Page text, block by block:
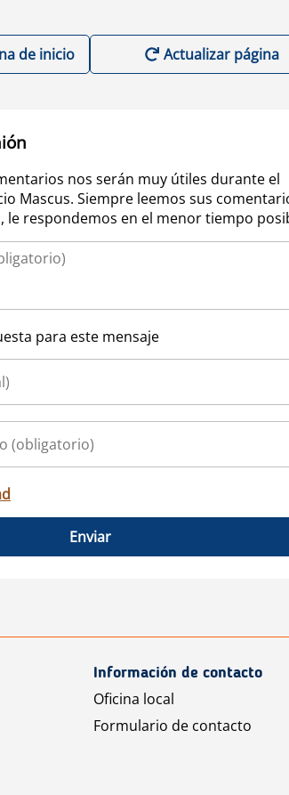
de inicio Actualizar página
nos serán muy útiles durante el
Mascus. Siempre leemos sus
le respondemos en el menor tiempo
para este mensaje
Enviar
Información de contacto
Oficina local
Formulario de contacto